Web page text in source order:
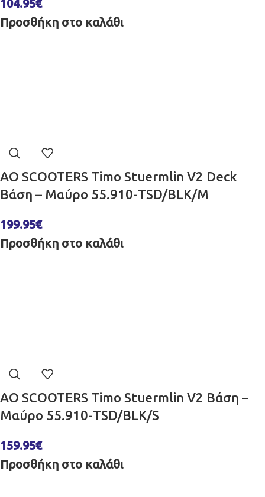
104.95€
Προσθήκη στο καλάθι
AO SCOOTERS Timo Stuermlin V2 Deck
Βάση – Μαύρο 55.910-TSD/BLK/M
199.95€
Προσθήκη στο καλάθι
AO SCOOTERS Timo Stuermlin V2 Βάση –
Μαύρο 55.910-TSD/BLK/S
159.95€
Προσθήκη στο καλάθι